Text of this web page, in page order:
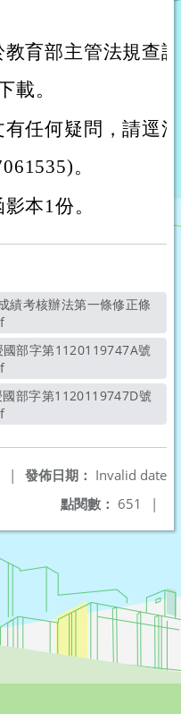
育部主管法規查
載。
任何疑問，請逕
。
本1份。
另開新視窗
另開新視窗
另開新視窗
發佈日期： Invalid date
|
點閱數： 651 |